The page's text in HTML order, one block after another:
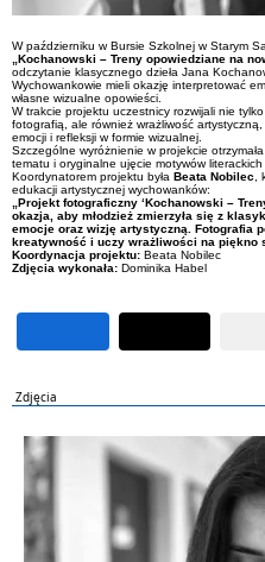
W październiku w Bursie Szkolnej w Starym
„Kochanowski – Treny opowiedziane na
odczytanie klasycznego dzieła Jana
Wychowankowie mieli okazję interpretować
własne wizualne opowieści.
W trakcie projektu uczestnicy rozwijali nie
fotografią, ale również wrażliwość
emocji i refleksji w formie wizualnej.
Szczególne wyróżnienie w projekcie otrzymała
tematu i oryginalne ujęcie motywów
Koordynatorem projektu była Beata Nobilec
edukacji artystycznej wychowanków:
„Projekt fotograficzny ‘Kochanowski –
okazja, aby młodzież zmierzyła się z
emocje oraz wizję artystyczną. Fotografia
kreatywność i uczy wrażliwości na piękno
Koordynacja projektu: Beata Nobilec
Zdjęcia wykonała: Dominika Habel
Zdjęcia